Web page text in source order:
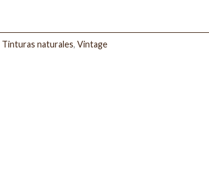
Tinturas naturales, Vintage